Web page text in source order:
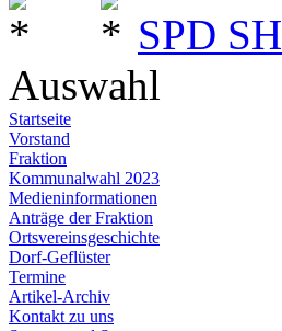
SPD SH
Auswahl
Startseite
Vorstand
Fraktion
Kommunalwahl 2023
Medieninformationen
Anträge der Fraktion
Ortsvereinsgeschichte
Dorf-Geflüster
Termine
Artikel-Archiv
Kontakt zu uns